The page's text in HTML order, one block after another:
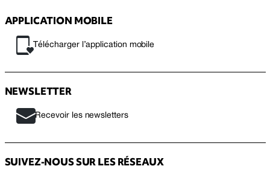
APPLICATION MOBILE
Télécharger l’application mobile
NEWSLETTER
Recevoir les newsletters
SUIVEZ-NOUS SUR LES RÉSEAUX